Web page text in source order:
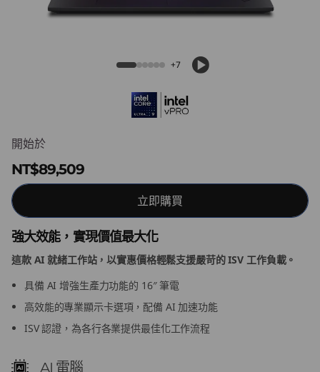
6
n
e
ThinkPad P16v Gen 3 (16″ Intel) Mobile
+7
開始於
NT$89,509
立即購買
強大效能，實現價值最大化
這款 AI 就緒工作站，以實惠價格輕鬆支援嚴苛的 ISV 工作負載。
具備 AI 增強生產力功能的 16″ 筆電
高效能的專業顯示卡選項，配備 AI 加速功能
ISV 認證，為各行各業提供最佳化工作流程
AI 電腦